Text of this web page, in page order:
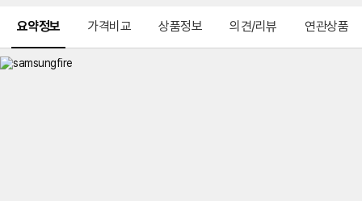
요약정보 가격비교 상품정보 의견/리뷰 연관상품